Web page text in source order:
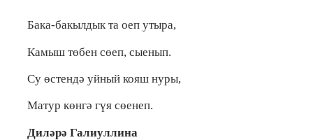
Бака-бакылдык та оеп утыра,
Камыш төбен сөеп, сыенып.
Су өстендә уйный кояш нуры,
Матур көнгә гүя сөенеп.
Диләрә Галиуллина